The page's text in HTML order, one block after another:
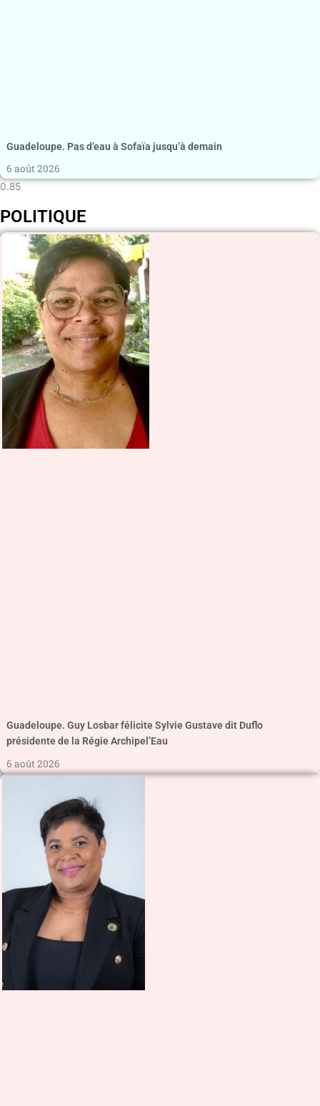
Guadeloupe. Pas d’eau à Sofaïa jusqu’à demain
6 août 2026
POLITIQUE
Guadeloupe. Guy Losbar félicite Sylvie Gustave dit Duflo
présidente de la Régie Archipel’Eau
6 août 2026